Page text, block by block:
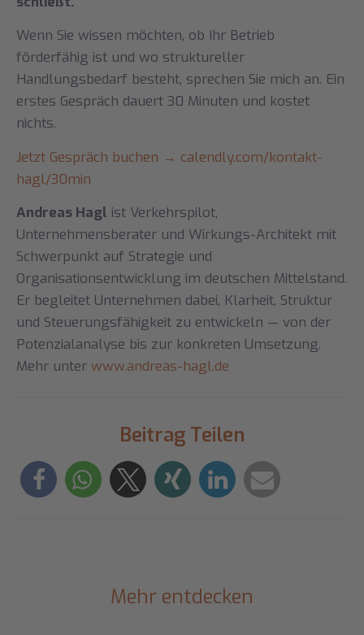
Wenn Sie wissen möchten, ob Ihr Betrieb
förderfähig ist und wo struktureller
Handlungsbedarf besteht, sprechen Sie mich an. Ein
erstes Gespräch dauert 30 Minuten und kostet
nichts.
Jetzt Gespräch buchen → calendly.com/kontakt-
hagl/30min
Andreas Hagl ist Verkehrspilot,
Unternehmensberater und Wirkungs-Architekt mit
Schwerpunkt auf Strategie und
Organisationsentwicklung im deutschen Mittelstand.
Er begleitet Unternehmen dabei, Klarheit, Struktur
und Steuerungsfähigkeit zu entwickeln — von der
Potenzialanalyse bis zur konkreten Umsetzung.
Mehr unter www.andreas-hagl.de
Beitrag Teilen
Mehr entdecken